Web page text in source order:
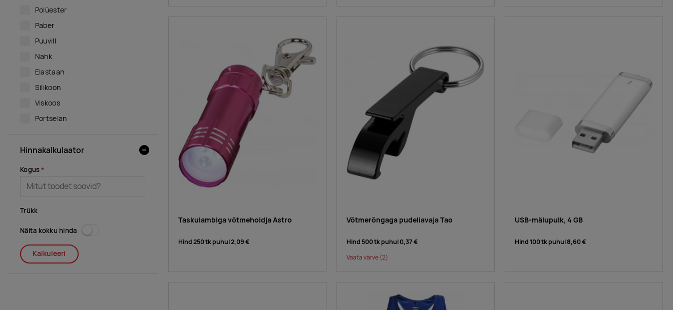
Taskulambiga võtmehoidja Astro
Hind 250 tk puhul2,09 €
Võtmerõngaga pudeliavaja Tao
Hind 500 tk puhul0,37 €
Vaata värve(2)
USB-mälupulk, 4 GB
Hind 100 tk puhul8,60 €
Polüester
Paber
Puuvill
Nahk
Elastaan
Silikoon
Viskoos
Portselan
Hinnakalkulaator
Kogus
Trükk
Näita kokku hinda
Kalkuleeri